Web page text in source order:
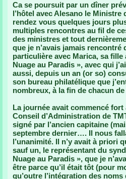
Ca se poursuit par un dîner
l’hôtel avec Alesano le Ministre
rendez vous quelques jours
multiples rencontres au fil de
des ministres et tout
que je n’avais jamais
particulière avec Marica, sa fille
Nuage au Paradis », avec qui
aussi, depuis un an (or so)
son bureau philatélique que
nombreux, à la fin de chacun
La journée avait commencé
Conseil d’Administration de
signé par l’ancien capitaine
septembre dernier…. Il nous
l’unanimité. Il n’y avait à priori
sauf un, le représentant du
Nuage au Paradis », que je
être parce qu’il était tôt (pour
qu’outre l’intégration des